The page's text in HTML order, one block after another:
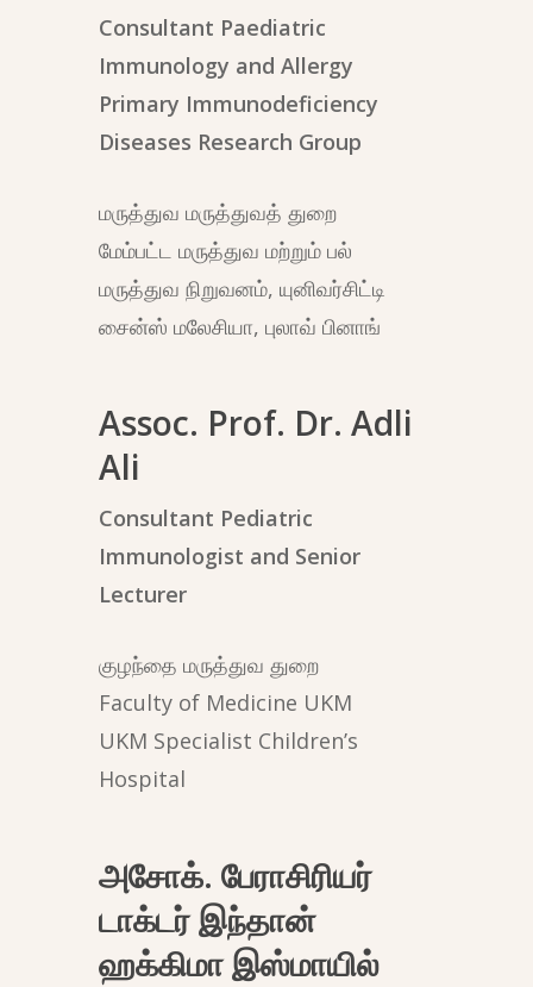
Consultant Paediatric
Immunology and Allergy
Primary Immunodeficiency
Diseases Research Group
மருத்துவ மருத்துவத் துறை
மேம்பட்ட மருத்துவ மற்றும் பல்
மருத்துவ நிறுவனம், யுனிவர்சிட்டி
சைன்ஸ் மலேசியா, புலாவ் பினாங்
Assoc. Prof. Dr. Adli
Ali
Consultant Pediatric
Immunologist and Senior
Lecturer
குழந்தை மருத்துவ துறை
Faculty of Medicine UKM
UKM Specialist Children’s
Hospital
அசோக். பேராசிரியர்
டாக்டர் இந்தான்
ஹக்கிமா இஸ்மாயில்